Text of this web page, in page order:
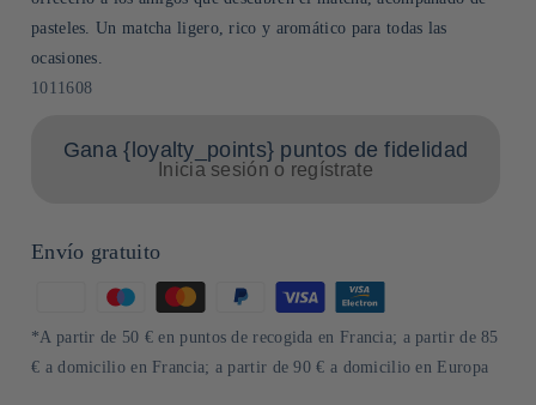
pasteles. Un matcha ligero, rico y aromático para todas las
ocasiones.
SKU:
1011608
Gana {loyalty_points} puntos de fidelidad
Inicia sesión o regístrate
Envío gratuito
*A partir de 50 € en puntos de recogida en Francia; a partir de 85
€ a domicilio en Francia; a partir de 90 € a domicilio en Europa